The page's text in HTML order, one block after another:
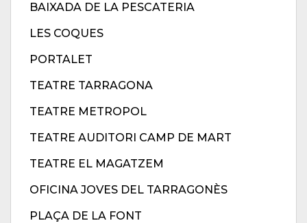
BAIXADA DE LA PESCATERIA
LES COQUES
PORTALET
TEATRE TARRAGONA
TEATRE METROPOL
TEATRE AUDITORI CAMP DE MART
TEATRE EL MAGATZEM
OFICINA JOVES DEL TARRAGONÈS
PLAÇA DE LA FONT